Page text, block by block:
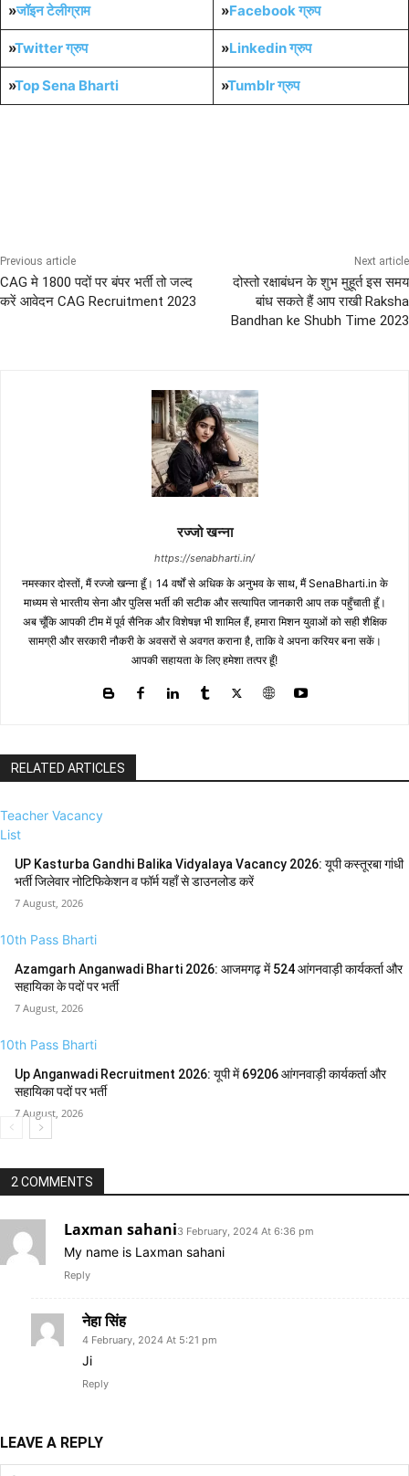
»जॉइन टेलीग्राम »Facebook ग्रुप
»Twitter ग्रुप »Linkedin ग्रुप
»Top Sena Bharti »Tumblrग्रुप
Previous article
CAG मे 1800 पदों पर बंपर भर्ती तो जल्द
करें आवेदन CAG Recruitment 2023
Next article
दोस्तो रक्षाबंधन के शुभ मुहूर्त इस समय
बांध सकते हैं आप राखी Raksha
Bandhan ke Shubh Time 2023
रज्जो खन्ना
https://senabharti.in/
नमस्कार दोस्तों, मैं रज्जो खन्ना हूँ। 14 वर्षों से अधिक के अनुभव के साथ, मैं SenaBharti.in के
माध्यम से भारतीय सेना और पुलिस भर्ती की सटीक और सत्यापित जानकारी आप तक पहुँचाती हूँ।
अब चूँकि आपकी टीम में पूर्व सैनिक और विशेषज्ञ भी शामिल हैं, हमारा मिशन युवाओं को सही शैक्षिक
सामग्री और सरकारी नौकरी के अवसरों से अवगत कराना है, ताकि वे अपना करियर बना सकें।
आपकी सहायता के लिए हमेशा तत्पर हूँ!
RELATED ARTICLES
Teacher Vacancy
List
UP Kasturba Gandhi Balika Vidyalaya Vacancy 2026: यूपी कस्तूरबा गांधी
भर्ती जिलेवार नोटिफिकेशन व फॉर्म यहाँ से डाउनलोड करें
7 August, 2026
10th Pass Bharti
Azamgarh Anganwadi Bharti 2026: आजमगढ़ में 524 आंगनवाड़ी कार्यकर्ता और
सहायिका के पदों पर भर्ती
7 August, 2026
10th Pass Bharti
Up Anganwadi Recruitment 2026: यूपी में 69206 आंगनवाड़ी कार्यकर्ता और
सहायिका पदों पर भर्ती
7 August, 2026
2 COMMENTS
Laxman sahani3 February, 2024 At 6:36 pm
My name is Laxman sahani
Reply
नेहा सिंह
4 February, 2024 At 5:21 pm
Ji
Reply
LEAVE A REPLY